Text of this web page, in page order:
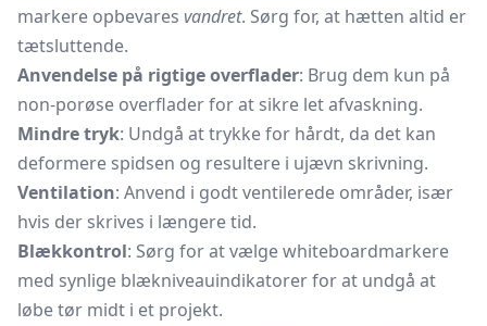
markere opbevares vandret. Sørg for, at hætten altid er
tætsluttende.
Anvendelse på rigtige overflader: Brug dem kun på
non-porøse overflader for at sikre let afvaskning.
Mindre tryk: Undgå at trykke for hårdt, da det kan
deformere spidsen og resultere i ujævn skrivning.
Ventilation: Anvend i godt ventilerede områder, især
hvis der skrives i længere tid.
Blækkontrol: Sørg for at vælge whiteboardmarkere
med synlige blækniveauindikatorer for at undgå at
løbe tør midt i et projekt.